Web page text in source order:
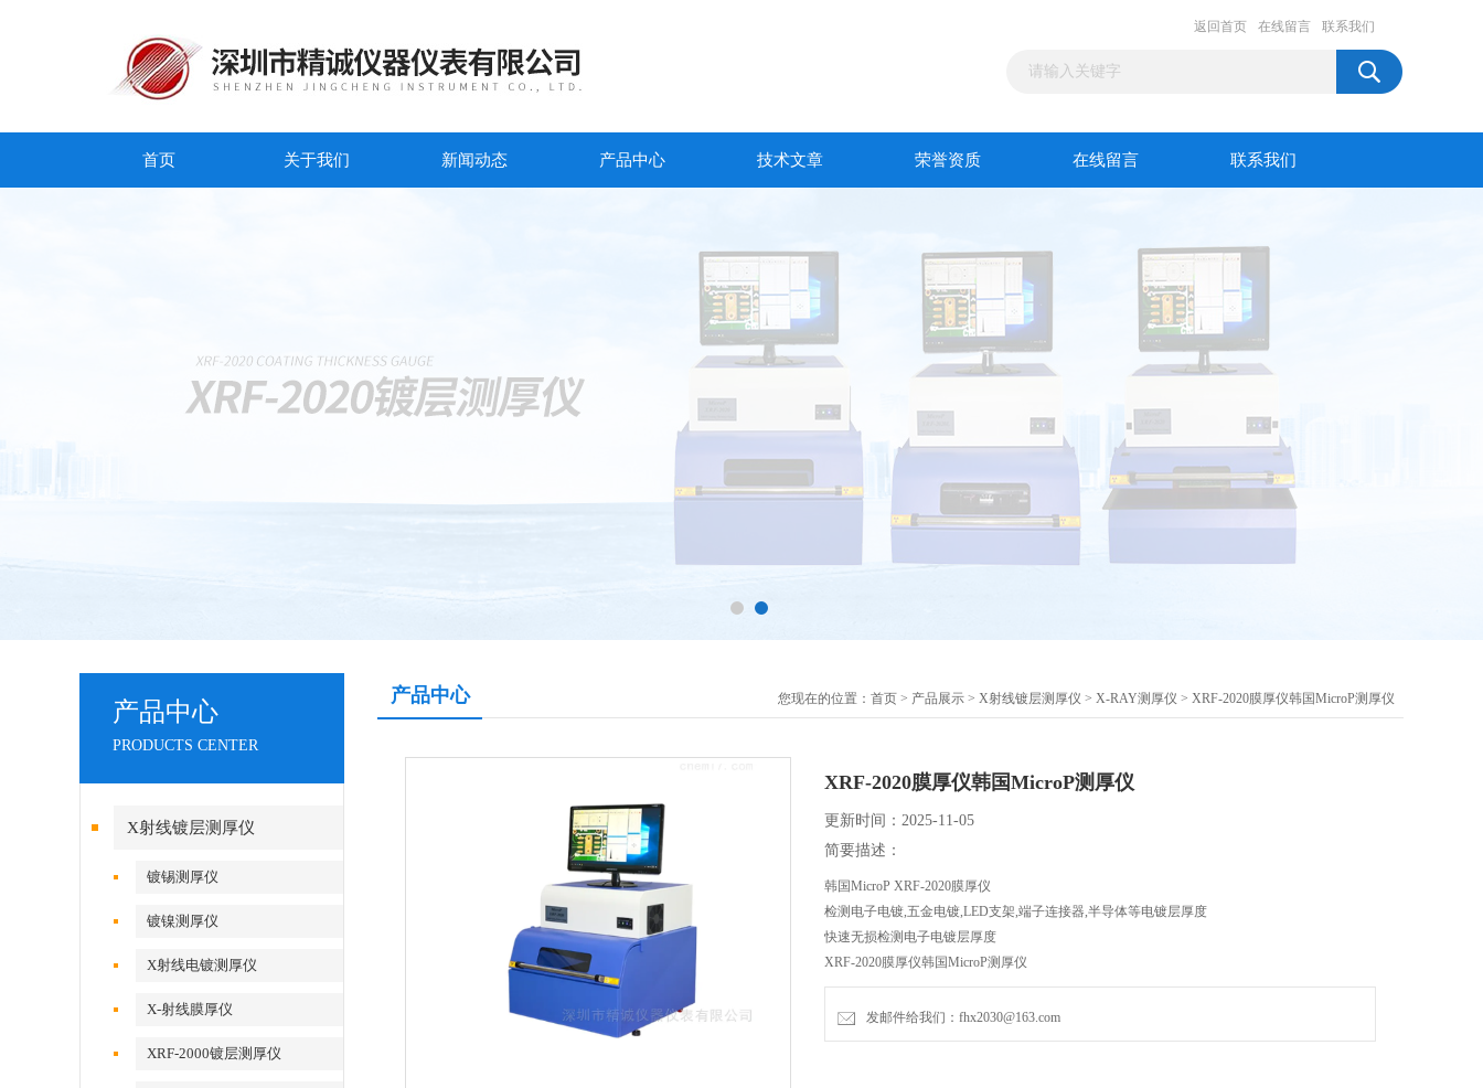
返回首页 在线留言 联系我们
首页 关于我们 新闻动态 产品中心 技术文章 荣誉资质 在线留言 联系我们
产品中心
PRODUCTS CENTER
X射线镀层测厚仪
镀锡测厚仪
镀镍测厚仪
X射线电镀测厚仪
X-射线膜厚仪
XRF-2000镀层测厚仪
产品中心 您现在的位置： 首页 > 产品展示 > X射线镀层测厚仪 > X-RAY测厚仪 > XRF-2020膜厚仪韩国MicroP测厚仪
XRF-2020膜厚仪韩国MicroP测厚仪
更新时间：2025-11-05
简要描述：
韩国MicroP XRF-2020膜厚仪
检测电子电镀,五金电镀,LED支架,端子连接器,半导体等电镀层厚度
快速无损检测电子电镀层厚度
XRF-2020膜厚仪韩国MicroP测厚仪
发邮件给我们：fhx2030@163.com